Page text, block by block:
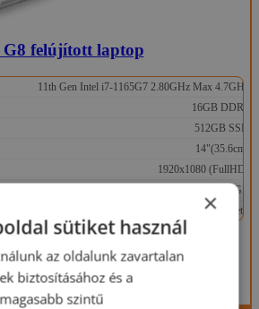
felújított laptop
11th Gen Intel i7-1165G7 2.80GHz Max 4.7GHz
16GB DDR4
512GB SSD
14"(35.6cm)
1920x1080 (FullHD)
Iris Xe Graphics 2GB
Windows 11 Professional (telepített)
Ft
×
sütiket használ
az oldalunk zavartalan
biztosításához és a
szintű